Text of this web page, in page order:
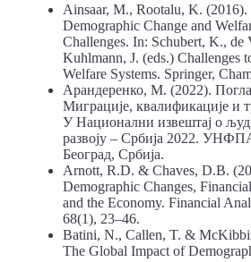
Ainsaar, M., Rootalu, K. (2016).
Demographic Change and
Challenges. In: Schubert, K., de
Kuhlmann, J. (eds.) Challenges
Welfare Systems. Springer,
Арандеренко, М. (2022).
Миграције, квалификације и
У Национални извештај о
развоју – Србија 2022.
Београд, Србија.
Arnott, R.D. & Chaves, D.B.
Demographic Changes,
and the Economy. Financial
68(1), 23–46.
Batini, N., Callen, T. &
The Global Impact of